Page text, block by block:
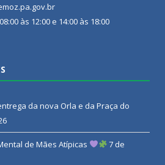
às 12:00 e 14:00 às 18:00
da nova Orla e da Praça do
de Mães Atípicas
7 de